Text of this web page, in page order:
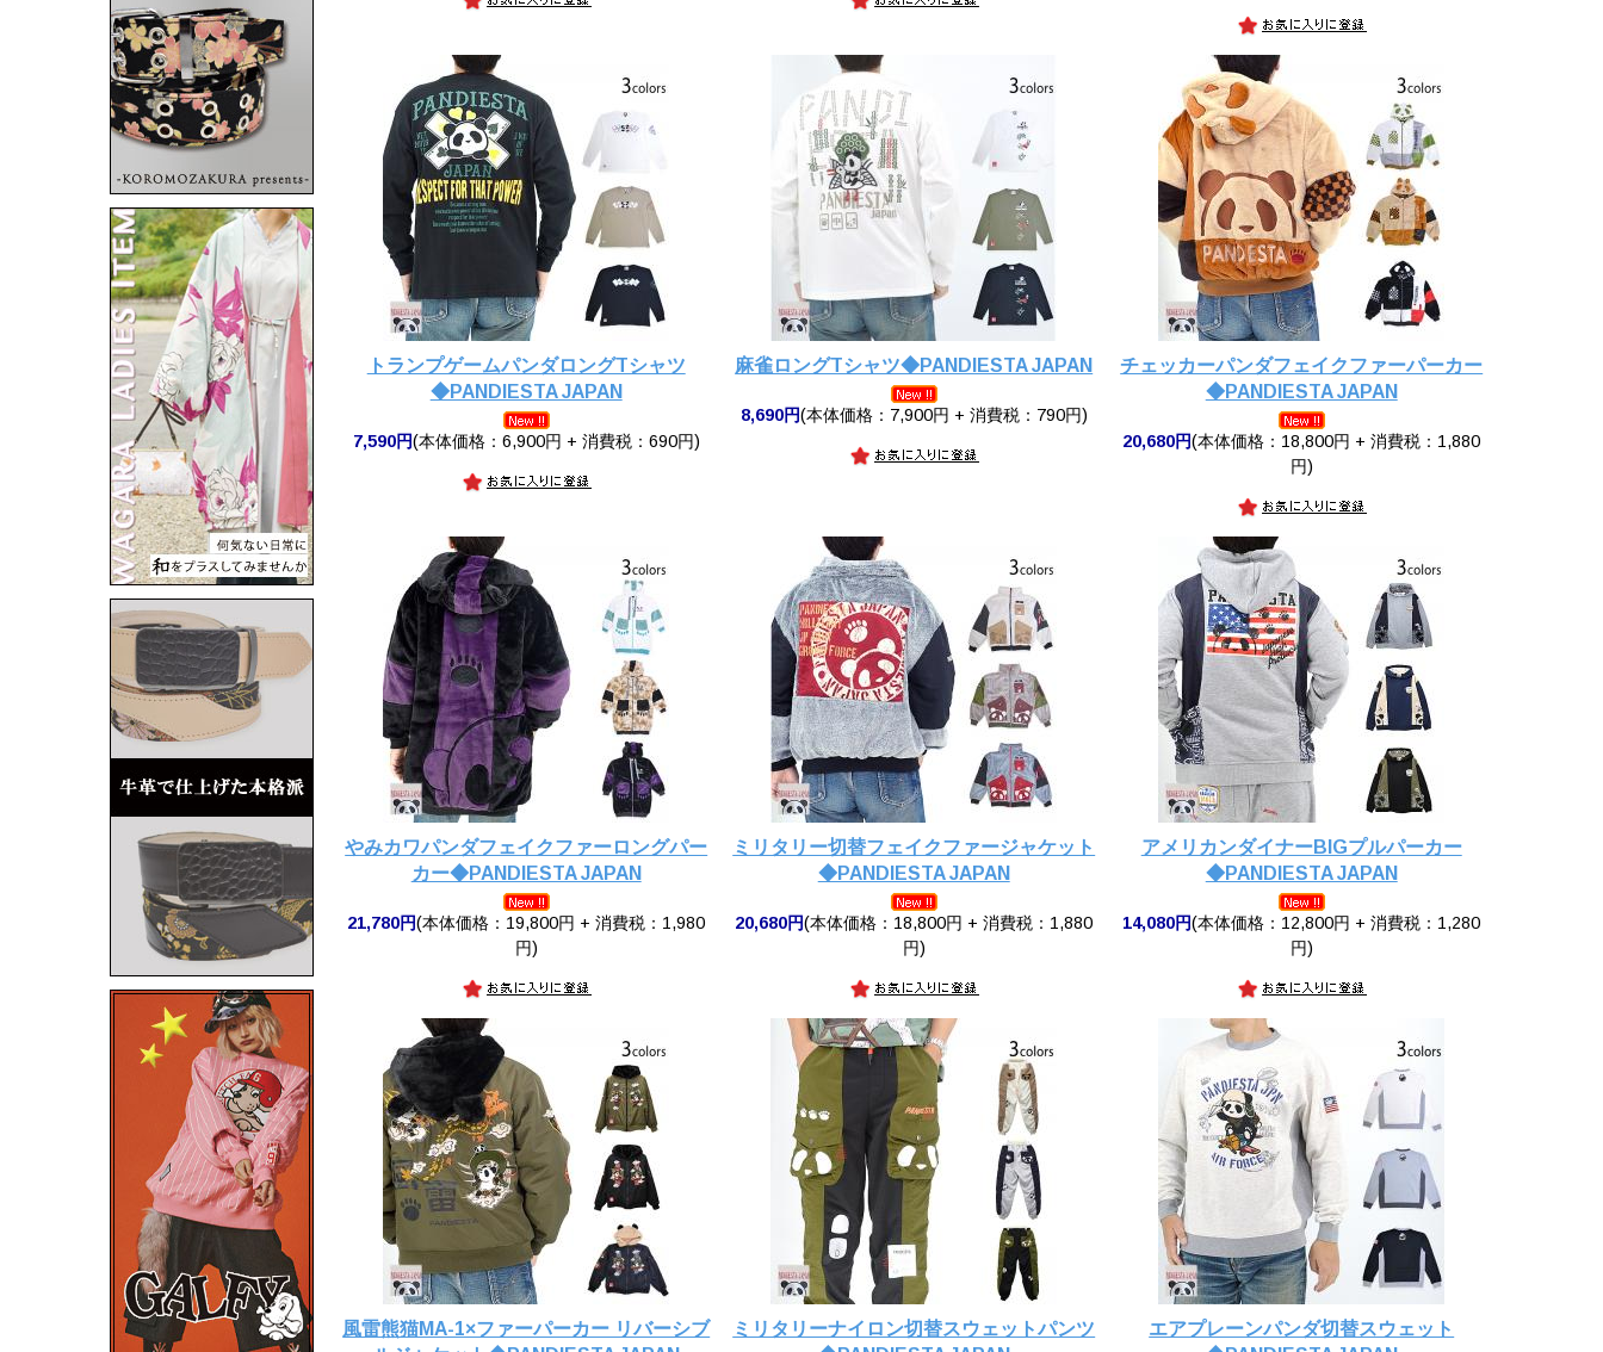
トランプゲームパンダロングTシャツ
◆PANDIESTA JAPAN
7,590円(本体価格：6,900円 + 消費税：690円)
麻雀ロングTシャツ◆PANDIESTA JAPAN
8,690円(本体価格：7,900円 + 消費税：790円)
チェッカーパンダフェイクファーパーカー
◆PANDIESTA JAPAN
20,680円(本体価格：18,800円 + 消費税：1,880
円)
やみカワパンダフェイクファーロングパー
カー◆PANDIESTA JAPAN
21,780円(本体価格：19,800円 + 消費税：1,980
円)
ミリタリー切替フェイクファージャケット
◆PANDIESTA JAPAN
20,680円(本体価格：18,800円 + 消費税：1,880
円)
アメリカンダイナーBIGプルパーカー
◆PANDIESTA JAPAN
14,080円(本体価格：12,800円 + 消費税：1,280
円)
風雷熊猫MA-1×ファーパーカー リバーシブ
ミリタリーナイロン切替スウェットパンツ
エアプレーンパンダ切替スウェット